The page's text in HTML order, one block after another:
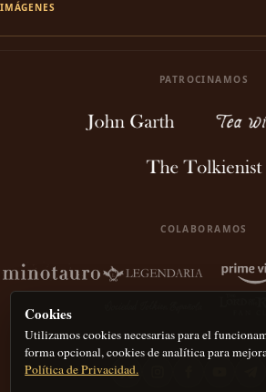
IMÁGENES
PATROCINAMOS
COLABORAMOS
Cookies
Utilizamos cookies necesarias para el
forma opcional, cookies de analítica para
Política de Privacidad.